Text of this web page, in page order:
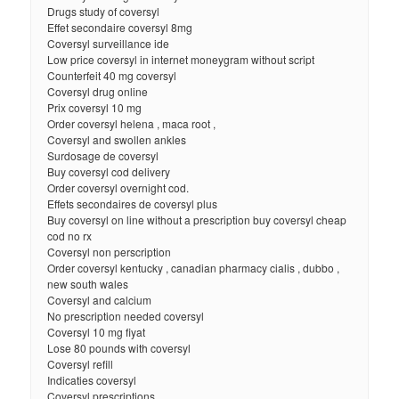
Drugs study of coversyl
Effet secondaire coversyl 8mg
Coversyl surveillance ide
Low price coversyl in internet moneygram without script
Counterfeit 40 mg coversyl
Coversyl drug online
Prix coversyl 10 mg
Order coversyl helena , maca root ,
Coversyl and swollen ankles
Surdosage de coversyl
Buy coversyl cod delivery
Order coversyl overnight cod.
Effets secondaires de coversyl plus
Buy coversyl on line without a prescription buy coversyl cheap
cod no rx
Coversyl non perscription
Order coversyl kentucky , canadian pharmacy cialis , dubbo ,
new south wales
Coversyl and calcium
No prescription needed coversyl
Coversyl 10 mg fiyat
Lose 80 pounds with coversyl
Coversyl refill
Indicaties coversyl